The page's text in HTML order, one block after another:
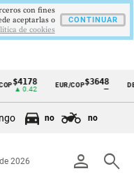
EUR/COP$3648
—
no no
person search
2026
con fines
aceptarlas o
de cookies
CONTINUAR